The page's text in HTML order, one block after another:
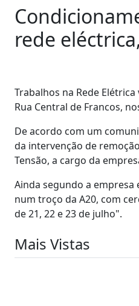
rede
Trabalhos na Rede
Rua Central de Francos,
De acordo com um
da intervenção de
Tensão, a cargo da
Ainda segundo a
num troço da A20, com
de 21, 22 e 23 de julho".
Mais Vistas